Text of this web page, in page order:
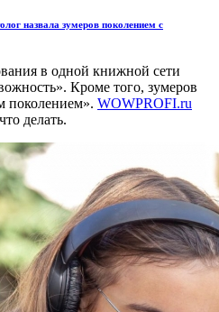
назвала зумеров поколением с
в одной книжной сети
Кроме того, зумеров
поколением». WOWPROFI.ru
делать.